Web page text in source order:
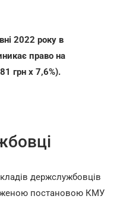
2022 року в
право на
грн х 7,6%).
держслужбовців
постановою КМУ